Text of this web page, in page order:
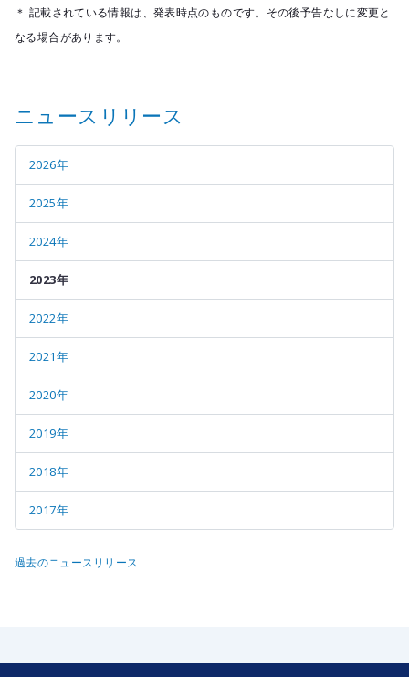
＊ 記載されている情報は、発表時点のものです。その後予告なしに変更と
なる場合があります。
ニュースリリース
2026年
2025年
2024年
2023年
2022年
2021年
2020年
2019年
2018年
2017年
過去のニュースリリース